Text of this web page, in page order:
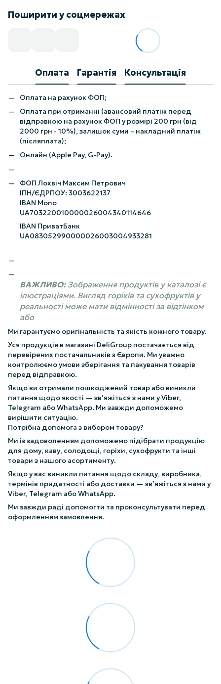
Поширити у соцмережах
Оплата Гарантія Консультація
Оплата на рахунок ФОП;
Оплата при отриманні (авансовий платіж перед
відправкою на рахунок ФОП у розмірі 200 грн (від
2000 грн - 10%), залишок суми – накладний платіж
(післяплата);
Онлайн (Apple Pay, G-Pay).
ФОП Лохвіч Максим Петрович
ІПН/ЄДРПОУ: 3003622137
IBAN Mono
UA703220010000026004340114646
IBAN ПриватБанк
UA083052990000026003004933281
ВАЖЛИВО:Зображення продуктів у каталозі є
ілюстраціями. Вигляд горіхів та сухофруктів у
реальності може мати відмінності за відтінком
або
Ми гарантуємо оригінальність та якість кожного товару.
Уся продукція в магазині DeliGroup постачається від
перевірених постачальників з Європи. Ми уважно
контролюємо умови зберігання та пакування товарів
перед відправкою.
Якщо ви отримали пошкоджений товар або виникли
питання щодо якості — зв’яжіться з нами у Viber,
Telegram або WhatsApp. Ми завжди допоможемо
вирішити ситуацію.
Потрібна допомога з вибором товару?
Ми із задоволенням допоможемо підібрати продукцію
для дому, каву, солодощі, горіхи, сухофрукти та інші
товари з нашого асортименту.
Якщо у вас виникли питання щодо складу, виробника,
термінів придатності або доставки — зв’яжіться з нами у
Viber, Telegram або WhatsApp.
Ми завжди раді допомогти та проконсультувати перед
оформленням замовлення.